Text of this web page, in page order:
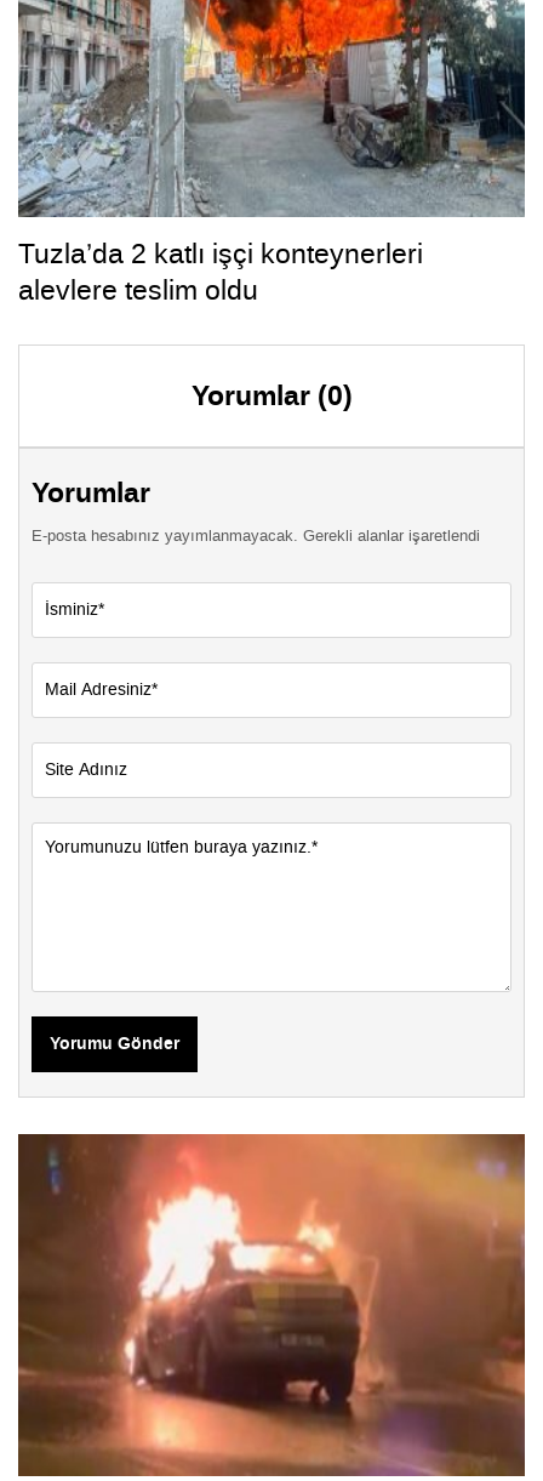
Tuzla’da 2 katlı işçi konteynerleri
alevlere teslim oldu
Yorumlar (0)
Yorumlar
E-posta hesabınız yayımlanmayacak. Gerekli alanlar işaretlendi
Yorumu Gönder